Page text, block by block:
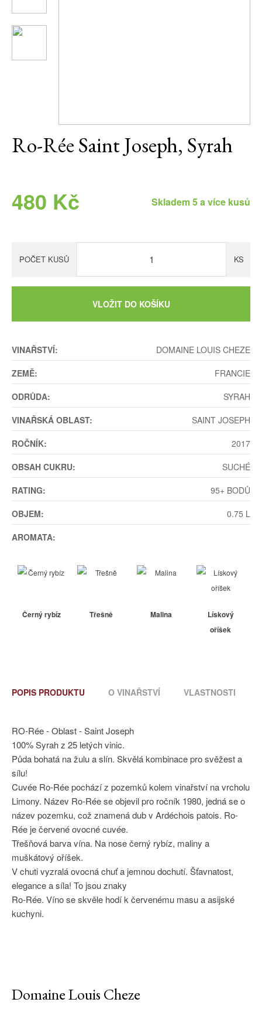
Ro-Rée Saint Joseph, Syrah
480 Kč Skladem 5 a více kusů
POČET KUSŮ KS
VLOŽIT DO KOŠÍKU
VINAŘSTVÍ:
DOMAINE LOUIS CHEZE
ZEMĚ:
FRANCIE
ODRŮDA:
SYRAH
VINAŘSKÁ OBLAST:
SAINT JOSEPH
ROČNÍK:
2017
OBSAH CUKRU:
SUCHÉ
RATING:
95+ BODŮ
OBJEM:
0.75 L
AROMATA:
Černý rybíz Třešně Malina
Lískový
oříšek
POPIS PRODUKTU O VINAŘSTVÍ VLASTNOSTI
RO-Rée - Oblast - Saint Joseph
100% Syrah z 25 letých vinic.
Půda bohatá na žulu a slín. Skvělá kombinace pro svěžest a
sílu!
Cuvée Ro-Rée pochází z pozemků kolem vinařství na vrcholu
Limony. Název Ro-Rée se objevil pro ročník 1980, jedná se o
název pozemku, což znamená dub v Ardéchois patois. Ro-
Rée je červené ovocné cuvée.
Třešňová barva vína. Na nose černý rybíz, maliny a
muškátový oříšek.
V chuti vyzralá ovocná chuť a jemnou dochutí. Šťavnatost,
elegance a síla! To jsou znaky
Ro-Rée. Víno se skvěle hodí k červenému masu a asijské
kuchyni.
Domaine Louis Cheze